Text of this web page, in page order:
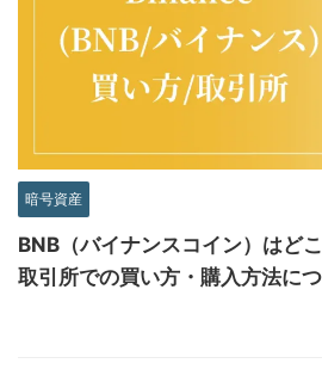
暗号資産
BNB（バイナンスコイン）はど
取引所での買い方・購入方法に